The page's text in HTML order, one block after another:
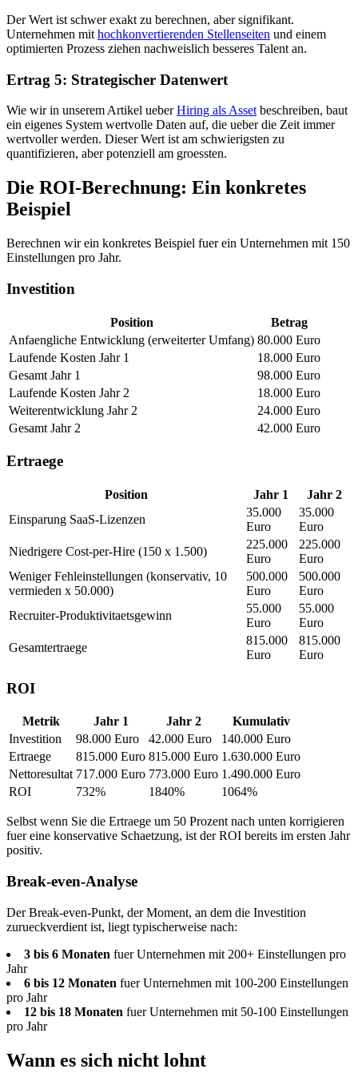
Der Wert ist schwer exakt zu berechnen, aber signifikant.
Unternehmen mit hochkonvertierenden Stellenseiten und einem
optimierten Prozess ziehen nachweislich besseres Talent an.
Ertrag 5: Strategischer Datenwert
Wie wir in unserem Artikel ueberHiring als Asset beschreiben, baut
ein eigenes System wertvolle Daten auf, die ueber die Zeit immer
wertvoller werden. Dieser Wert ist am schwierigsten zu
quantifizieren, aber potenziell am groessten.
Die ROI-Berechnung: Ein konkretes
Beispiel
Berechnen wir ein konkretes Beispiel fuer ein Unternehmen mit 150
Einstellungen pro Jahr.
Investition
Position
Betrag
Anfaengliche Entwicklung (erweiterter Umfang) 80.000 Euro
Laufende Kosten Jahr 1
18.000 Euro
Gesamt Jahr 1
98.000 Euro
Laufende Kosten Jahr 2
18.000 Euro
Weiterentwicklung Jahr 2
24.000 Euro
Gesamt Jahr 2
42.000 Euro
Ertraege
Position Jahr 1
Jahr 2
Einsparung SaaS-Lizenzen
35.000
Euro
35.000
Euro
Niedrigere Cost-per-Hire (150 x 1.500)
225.000
Euro
225.000
Euro
Weniger Fehleinstellungen (konservativ, 10
vermieden x 50.000)
500.000
Euro
500.000
Euro
Recruiter-Produktivitaetsgewinn
55.000
Euro
55.000
Euro
Gesamtertraege
815.000
Euro
815.000
Euro
ROI
Metrik Jahr 1 Jahr 2
Kumulativ
Investition
98.000 Euro 42.000 Euro
140.000 Euro
Ertraege
815.000 Euro 815.000 Euro 1.630.000 Euro
Nettoresultat 717.000 Euro 773.000 Euro 1.490.000 Euro
ROI
732% 1840% 1064%
Selbst wenn Sie die Ertraege um 50 Prozent nach unten korrigieren
fuer eine konservative Schaetzung, ist der ROI bereits im ersten Jahr
positiv.
Break-even-Analyse
Der Break-even-Punkt, der Moment, an dem die Investition
zurueckverdient ist, liegt typischerweise nach:
3 bis 6 Monaten fuer Unternehmen mit 200+ Einstellungen pro
Jahr
6 bis 12 Monaten fuer Unternehmen mit 100-200 Einstellungen
pro Jahr
12 bis 18 Monaten fuer Unternehmen mit 50-100 Einstellungen
pro Jahr
Wann es sich nicht lohnt